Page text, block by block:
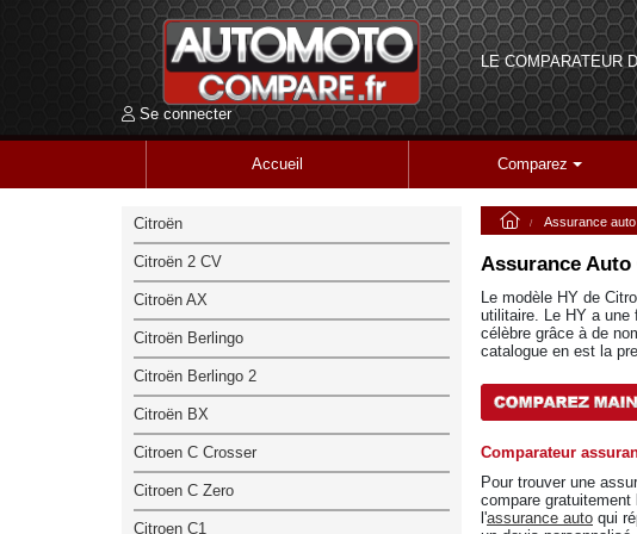
LE COMPARATEUR
Se connecter
Accueil Comparez
Assurance auto
Assurance Auto
Le modèle HY de
utilitaire. Le HY a une
célèbre grâce à de
catalogue en est la
Comparateur
Pour trouver une
compare
l'assurance auto qui
Citroën
Citroën 2 CV
Citroën AX
Citroën Berlingo
Citroën Berlingo 2
Citroën BX
Citroen C Crosser
Citroen C Zero
Citroen C1